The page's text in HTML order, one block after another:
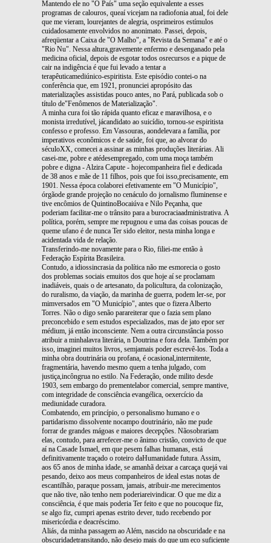
Mantendo ele no "O País" uma seção equivalente a esses
programas de calouros, queaí vicejam na radiofonia atual, foi dele
que me vieram, lourejantes de alegria, osprimeiros estímulos
cuidadosamente envolvidos no anonimato. Passei, depois,
afreqüentar a Caixa de "O Malho", a "Revista da Semana" e até o
"Rio Nu". Nessa altura,gravemente enfermo e desenganado pela
medicina oficial, depois de esgotar todos osrecursos e a pique de
cair na indigência é que fui levado a tentar a
terapêuticamediúnico-espiritista. Este episódio contei-o na
conferência que, em 1921, pronunciei apropósito das
materializações assistidas pouco antes, no Pará, publicada sob o
título de"Fenômenos de Materialização".
A minha cura foi tão rápida quanto eficaz e maravilhosa, e o
monista irredutível, jácandidato ao suicídio, tornou-se espiritista
confesso e professo. Em Vassouras, aondelevara a família, por
imperativos econômicos e de saúde, foi que, ao alvorar do
séculoXX, comecei a assinar as minhas produções literárias. Ali
casei-me, pobre e atédesempregado, com uma moça também
pobre e digna - Alzira Capute - hojecompanheira fiel e dedicada
de 38 anos e mãe de 11 filhos, pois que foi isso,precisamente, em
1901. Nessa época colaborei efetivamente em "O Município",
órgãode grande projeção no cenáculo do jornalismo fluminense e
tive encômios de QuintinoBocaiúva e Nilo Peçanha, que
poderiam facilitar-me o trânsito para a burocraciaadministrativa. A
política, porém, sempre me repugnou e uma das coisas poucas de
queme ufano é de nunca Ter sido eleitor, nesta minha longa e
acidentada vida de relação.
Transferindo-me novamente para o Rio, filiei-me então à
Federação Espírita Brasileira.
Contudo, a idiossincrasia da política não me esmorecia o gosto
dos problemas sociais emuitos dos que hoje aí se proclamam
inadiáveis, quais o de artesanato, da policultura, da colonização,
do ruralismo, da viação, da marinha de guerra, podem ler-se, por
mimversados em "O Município", antes que o fizera Alberto
Torres. Não o digo senão parareiterar que o fazia sem plano
preconcebido e sem estudos especializados, mas de jato epor ser
médium, já então inconsciente. Nem a outra circunstância posso
atribuir a minhalavra literária, n Doutrina e fora dela. Também por
isso, imaginei muitos livros, semjamais poder escrevê-los. Toda a
minha obra doutrinária ou profana, é ocasional,intermitente,
fragmentária, havendo mesmo quem a tenha julgado, com
justiça,incôngrua no estilo. Na Federação, onde milito desde
1903, sem embargo do prementelabor comercial, sempre mantive,
com integridade de consciência evangélica, oexercício da
mediunidade curadora.
Combatendo, em princípio, o personalismo humano e o
partidarismo dissolvente nocampo doutrinário, não me pude
forrar de grandes mágoas e maiores decepções. Nãosobrariam
elas, contudo, para arrefecer-me o ânimo cristão, convicto de que
aí na Casade Ismael, em que pesem falhas humanas, está
definitivamente traçado o roteiro daHumanidade futura. Assim,
aos 65 anos de minha idade, se amanhã deixar a carcaça quejá vai
pesando, deixo aos meus companheiros de ideal estas notas de
escantilhão, paraque possam, jamais, atribuir-me merecimentos
que não tive, não tenho nem poderiareivindicar. O que me diz a
consciência, é que mais poderia Ter feito e que no poucoque fiz,
se algo fiz, cumpri apenas estrito dever, tudo recebendo por
misericórdia e deacréscimo.
Aliás, da minha passagem ao Além, nascido na obscuridade e na
obscuridadetransitando, não desejo mais do que um eco suficiente